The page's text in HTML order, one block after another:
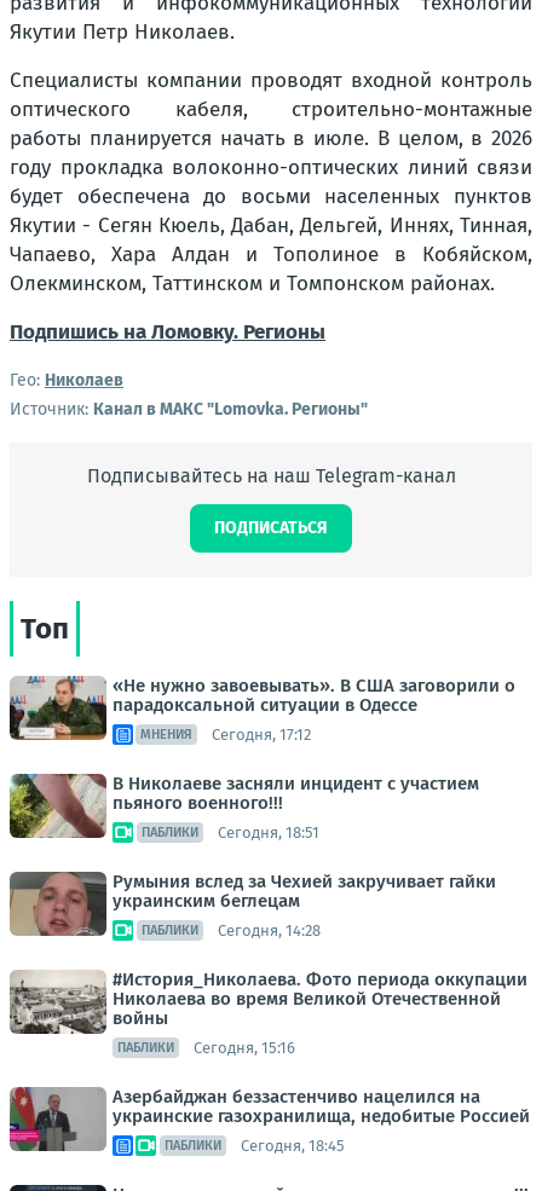
Якутии Петр Николаев.
Специалисты компании проводят входной контроль
оптического кабеля, строительно-монтажные
работы планируется начать в июле. В целом, в 2026
году прокладка волоконно-оптических линий связи
будет обеспечена до восьми населенных пунктов
Якутии - Сегян Кюель, Дабан, Дельгей, Иннях, Тинная,
Чапаево, Хара Алдан и Тополиное в Кобяйском,
Олекминском, Таттинском и Томпонском районах.
Подпишись на Ломовку. Регионы
Гео: Николаев
Источник: Канал в МАКС "Lomovka. Регионы"
Подписывайтесь на наш Telegram-канал
ПОДПИСАТЬСЯ
Топ
«Не нужно завоевывать». В США заговорили о
парадоксальной ситуации в Одессе
МНЕНИЯ Сегодня, 17:12
В Николаеве засняли инцидент с участием
пьяного военного!!!
ПАБЛИКИ Сегодня, 18:51
Румыния вслед за Чехией закручивает гайки
украинским беглецам
ПАБЛИКИ Сегодня, 14:28
#История_Николаева. Фото периода оккупации
Николаева во время Великой Отечественной
войны
ПАБЛИКИ Сегодня, 15:16
Азербайджан беззастенчиво нацелился на
украинские газохранилища, недобитые Россией
ПАБЛИКИ Сегодня, 18:45